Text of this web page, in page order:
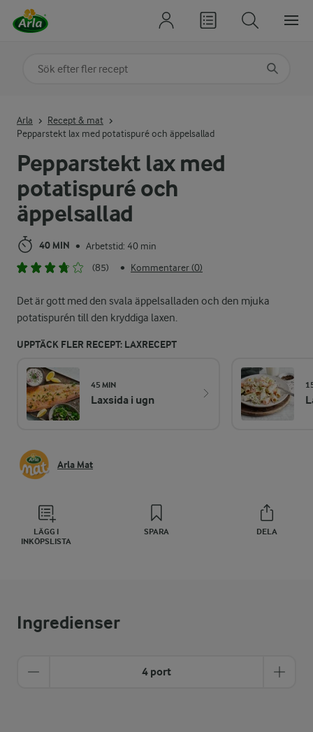
Pepparstekt lax med
potatispuré och
äppelsallad
40 MIN • Arbetstid: 40 min
(85)
• Kommentarer (0)
Det är gott med den svala äppelsalladen och den mjuka
potatispurén till den kryddiga laxen.
UPPTÄCK FLER RECEPT: LAXRECEPT
45 MIN
Laxsida i ugn
Arla Mat
LÄGG I
INKÖPSLISTA
SPARA DELA
Arla
Recept & mat
Pepparstekt lax med potatispuré och äppelsallad
Ingredienser
4 port
Sök på kategori eller ingrediens